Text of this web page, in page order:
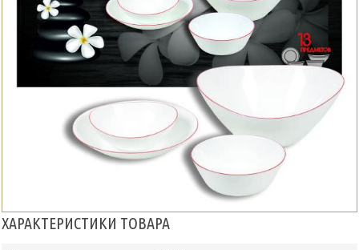
ХАРАКТЕРИСТИКИ ТОВАРА